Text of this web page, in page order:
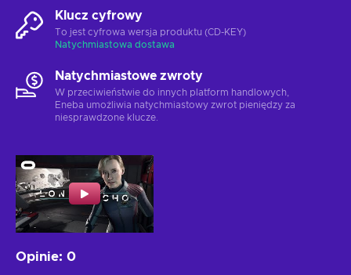
Klucz cyfrowy
To jest cyfrowa wersja produktu (CD-KEY)
Natychmiastowa dostawa
Natychmiastowe zwroty
W przeciwieństwie do innych platform handlowych,
Eneba umożliwia natychmiastowy zwrot pieniędzy za
niesprawdzone klucze.
Opinie: 0